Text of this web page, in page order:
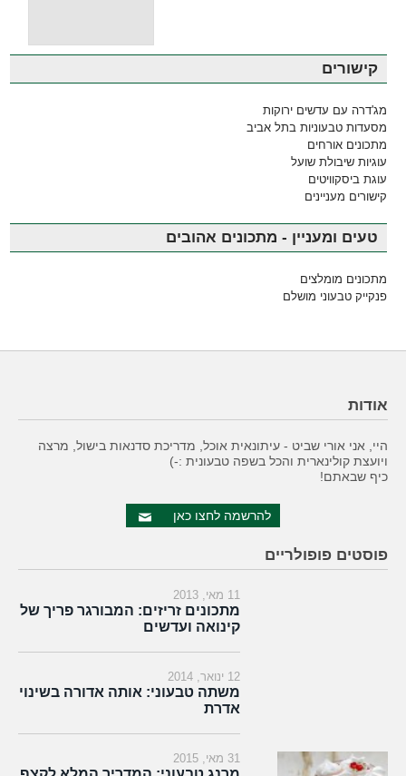
קישורים
מג'דרה עם עדשים ירוקות
מסעדות טבעוניות בתל אביב
מתכונים אורחים
עוגיות שיבולת שועל
עוגת ביסקוויטים
קישורים מעניינים
טעים ומעניין - מתכונים אהובים
מתכונים מומלצים
פנקייק טבעוני מושלם
אודות
היי, אני אורי שביט - עיתונאית אוכל, מדריכת סדנאות בישול, מרצה
ויועצת קולינארית והכל בשפה טבעונית :-)
כיף שבאתם!
להרשמה לחצו כאן
פוסטים פופולריים
11 מאי, 2013
מתכונים זריזים: המבורגר פריך של
קינואה ועדשים
12 ינואר, 2014
משתה טבעוני: אותה אדורה בשינוי
אדרת
31 מאי, 2015